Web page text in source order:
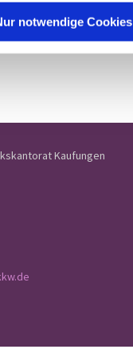
notwendige Cookies
Kaufungen